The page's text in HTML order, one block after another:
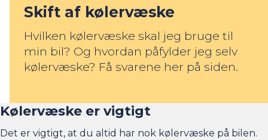
Skift af kølervæske
Hvilken kølervæske skal jeg bruge til
min bil? Og hvordan påfylder jeg selv
kølervæske? Få svarene her på siden.
Kølervæske er vigtigt
Det er vigtigt, at du altid har nok kølervæske på bilen.